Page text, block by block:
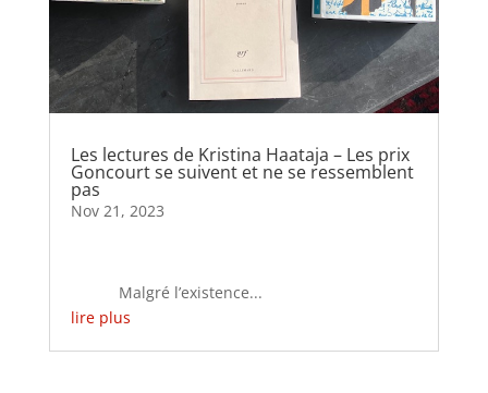
Les lectures de Kristina Haataja – Les prix
Goncourt se suivent et ne se ressemblent
pas
Nov 21, 2023
Malgré l’existence...
lire plus